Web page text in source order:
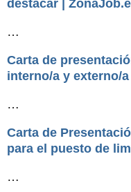
destacar |
…
Carta de
interno/a y externo/a
…
Carta de
para el puesto de
…